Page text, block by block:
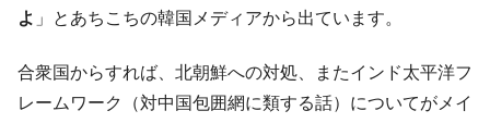
『Money1』
【韓国の外貨準備】2026年07月は4,279億ド
『Money1』
韓国「ここは北朝鮮なのか。選管がサーバ
ーにウソのデータを入力したのは明白だ」
よ 」とあちこちの韓国メディアから出ています。
合衆国からすれば、北朝鮮への対処、またインド太平洋フ
レームワーク（対中国包囲網に類する話）についてがメイ